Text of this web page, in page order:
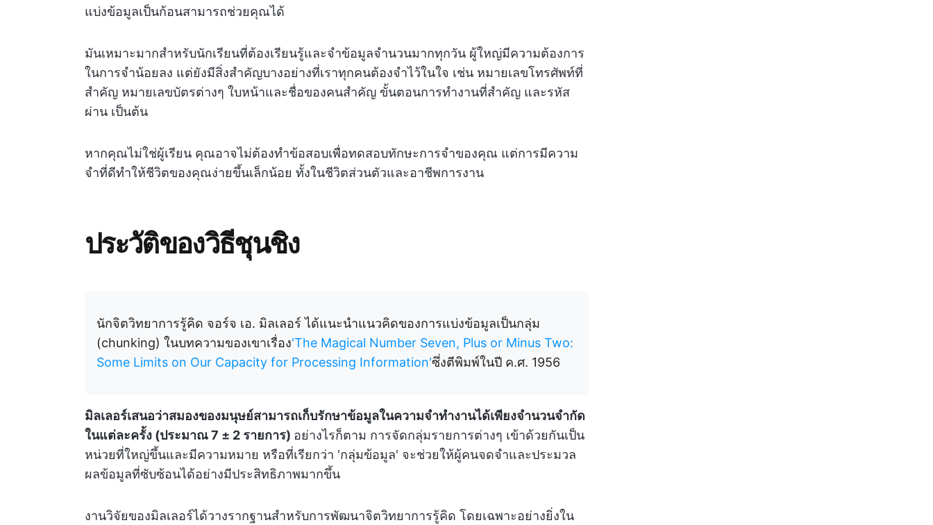
แบ่งข้อมูลเป็นก้อนสามารถช่วยคุณได้
มันเหมาะมากสำหรับนักเรียนที่ต้องเรียนรู้และจำข้อมูลจำนวนมากทุกวัน ผู้ใหญ่มีความต้องการ
ในการจำน้อยลง แต่ยังมีสิ่งสำคัญบางอย่างที่เราทุกคนต้องจำไว้ในใจ เช่น หมายเลขโทรศัพท์ที่
สำคัญ หมายเลขบัตรต่างๆ ใบหน้าและชื่อของคนสำคัญ ขั้นตอนการทำงานที่สำคัญ และรหัส
ผ่าน เป็นต้น
หากคุณไม่ใช่ผู้เรียน คุณอาจไม่ต้องทำข้อสอบเพื่อทดสอบทักษะการจำของคุณ แต่การมีความ
จำที่ดีทำให้ชีวิตของคุณง่ายขึ้นเล็กน้อย ทั้งในชีวิตส่วนตัวและอาชีพการงาน
ประวัติของวิธีชุนชิง
นักจิตวิทยาการรู้คิด จอร์จ เอ. มิลเลอร์ ได้แนะนำแนวคิดของการแบ่งข้อมูลเป็นกลุ่ม
(chunking) ในบทความของเขาเรื่อง'The Magical Number Seven, Plus or Minus Two:
Some Limits on Our Capacity for Processing Information'ซึ่งตีพิมพ์ในปี ค.ศ. 1956
มิลเลอร์เสนอว่าสมองของมนุษย์สามารถเก็บรักษาข้อมูลในความจำทำงานได้เพียงจำนวนจำกัด
ในแต่ละครั้ง (ประมาณ 7 ± 2 รายการ) อย่างไรก็ตาม การจัดกลุ่มรายการต่างๆ เข้าด้วยกันเป็น
หน่วยที่ใหญ่ขึ้นและมีความหมาย หรือที่เรียกว่า 'กลุ่มข้อมูล' จะช่วยให้ผู้คนจดจำและประมวล
ผลข้อมูลที่ซับซ้อนได้อย่างมีประสิทธิภาพมากขึ้น
งานวิจัยของมิลเลอร์ได้วางรากฐานสำหรับการพัฒนาจิตวิทยาการรู้คิด โดยเฉพาะอย่างยิ่งใน